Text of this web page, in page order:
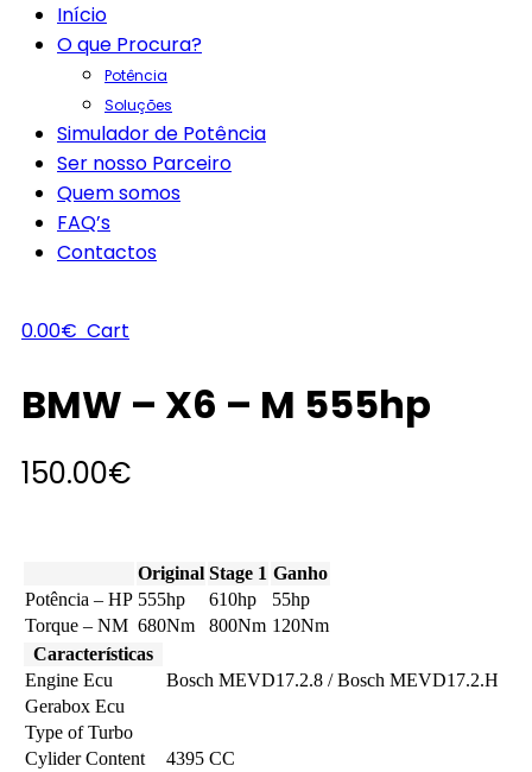
Início
O que Procura?
Potência
Soluções
Simulador de Potência
Ser nosso Parceiro
Quem somos
FAQ’s
Contactos
0.00€ Cart
BMW – X6 – M 555hp
150.00€
Original Stage 1 Ganho
Potência – HP 555hp 610hp
55hp
Torque – NM 680Nm 800Nm 120Nm
Características
Engine Ecu
Bosch MEVD17.2.8 / Bosch MEVD17.2.H
Gerabox Ecu
Type of Turbo
Cylider Content
4395 CC